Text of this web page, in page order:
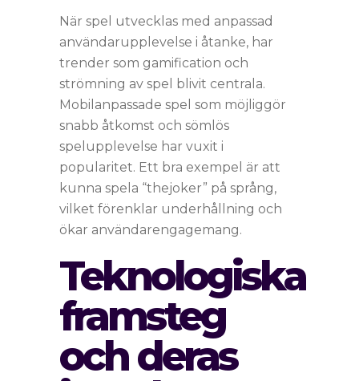
När spel utvecklas med anpassad
användarupplevelse i åtanke, har
trender som gamification och
strömning av spel blivit centrala.
Mobilanpassade spel som möjliggör
snabb åtkomst och sömlös
spelupplevelse har vuxit i
popularitet. Ett bra exempel är att
kunna spela “thejoker” på språng,
vilket förenklar underhållning och
ökar användarengagemang.
Teknologiska
framsteg
och deras